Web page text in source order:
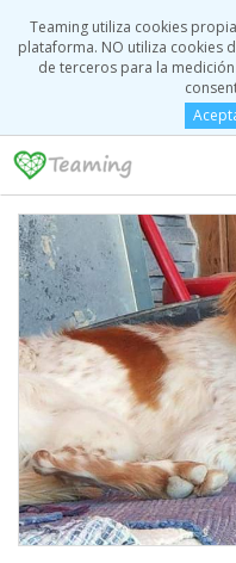
Teaming utiliza cookies
plataforma. NO utiliza cookies
de terceros para la